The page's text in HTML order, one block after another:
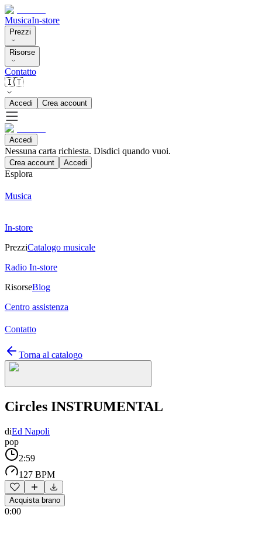
MusicaIn-store
Prezzi
Risorse
Contatto
🇮🇹
Accedi Crea account
Accedi
Nessuna carta richiesta. Disdici quando vuoi.
Crea account Accedi
Esplora
Musica
In-store
PrezziCatalogo musicale
Radio In-store
RisorseBlog
Centro assistenza
Contatto
Torna al catalogo
Circles INSTRUMENTAL
diEd Napoli
pop
2:59
127 BPM
Acquista brano
0:00